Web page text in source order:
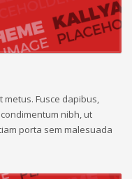
Fusce dapibus,
nibh, ut
porta sem malesuada